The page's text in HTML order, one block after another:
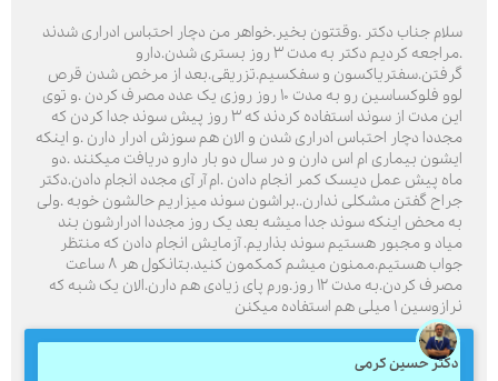
سلام جناب دکتر .وقتتون بخیر.خواهر من دچار احتباس ادراری شدند
.مراجعه کردیم دکتر به مدت ۳ روز بستری شدن.دارو
گرفتن.سفتریاکسون و سفکسیم.تزریقی.بعد از مرخص شدن قرص
لوو فلوکساسین رو به مدت ۱۰ روز روزی یک عدد مصرف کردن .و توی
این مدت از سوند استفاده کردند که ۳ روز پیش سوند جدا کردن که
مجددا دچار احتباس ادراری شدن و الان هم سوزش ادرار دارن .و اینکه
ایشون بیماری ام اس دارن و در سال دو بار دارو دریافت میکنند .دو
ماه پیش عمل دیسک کمر انجام دادن .ام آر آی مجدد انجام دادن.دکتر
جراح گفتن مشکلی ندارن..براشون سوند میزاریم حالشون خوبه .ولی
به محض اینکه سوند جدا میشه بعد یک روز مجددا ادرارشون بند
میاد و مجبور هستیم سوند بذاریم. آزمایش انجام دادن که منتظر
جواب هستیم.ممنون میشم کمکمون کنید.بتانکول هر ۸ ساعت
مصرف کردن.به مدت ۱۲ روز.ورم پای زیادی هم دارن.الان یک شبه که
نرازوسین ۱ میلی هم استفاده میکنن
دکتر حسین کرمی